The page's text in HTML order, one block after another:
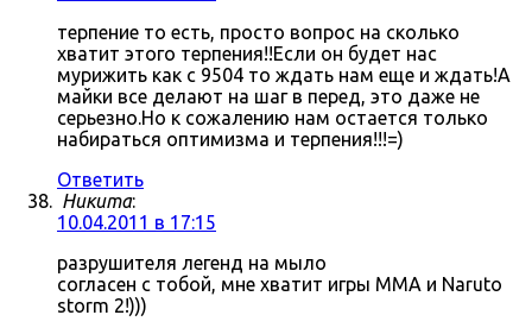
терпение то есть, просто вопрос на сколько
хватит этого терпения!!Если он будет нас
мурижить как с 9504 то ждать нам еще и ждать!А
майки все делают на шаг в перед, это даже не
серьезно.Но к сожалению нам остается только
набираться оптимизма и терпения!!!=)
Ответить
Никита:
10.04.2011 в 17:15
разрушителя легенд на мыло
согласен с тобой, мне хватит игры MMA и Naruto
storm 2!)))